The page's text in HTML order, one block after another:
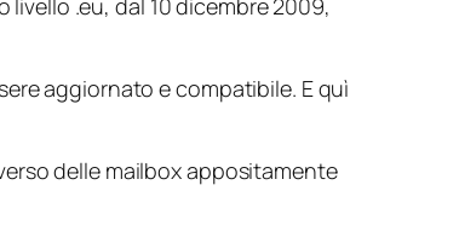
.eu, dal 10 dicembre 2009,
aggiornato e compatibile. E quì
delle mailbox appositamente